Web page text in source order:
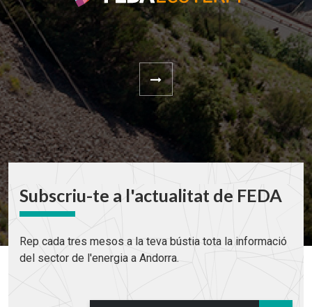
Subscriu-te a l'actualitat de FEDA
Rep cada tres mesos a la teva bústia tota la informació
del sector de l'energia a Andorra.